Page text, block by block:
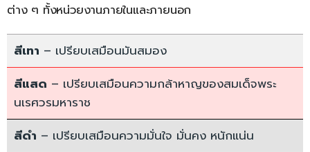
ต่าง ๆ ทั้งหน่วยงานภายในและภายนอก
สีเทา – เปรียบเสมือนมันสมอง
สีแสด – เปรียบเสมือนความกล้าหาญของสมเด็จพระ
นเรศวรมหาราช
สีดำ – เปรียบเสมือนความมั่นใจ มั่นคง หนักแน่น